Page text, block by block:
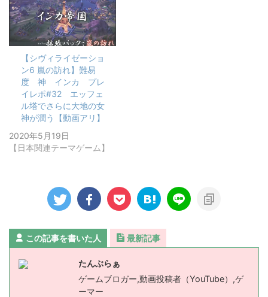
【シヴィライゼーショ
ン6 嵐の訪れ】難易
度 神 インカ プレ
イレポ#32 エッフェ
ル塔でさらに大地の女
神が潤う【動画アリ】
2020年5月19日
【日本関連テーマゲーム】
この記事を書いた人 最新記事
たんぶらぁ
ゲームブロガー,動画投稿者（YouTube）,ゲ
ーマー